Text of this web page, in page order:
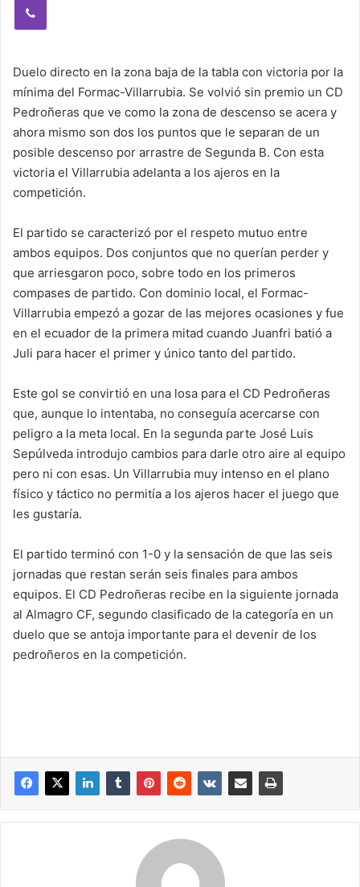
Duelo directo en la zona baja de la tabla con victoria por la
mínima del Formac-Villarrubia. Se volvió sin premio un CD
Pedroñeras que ve como la zona de descenso se acera y
ahora mismo son dos los puntos que le separan de un
posible descenso por arrastre de Segunda B. Con esta
victoria el Villarrubia adelanta a los ajeros en la
competición.
El partido se caracterizó por el respeto mutuo entre
ambos equipos. Dos conjuntos que no querían perder y
que arriesgaron poco, sobre todo en los primeros
compases de partido. Con dominio local, el Formac-
Villarrubia empezó a gozar de las mejores ocasiones y fue
en el ecuador de la primera mitad cuando Juanfri batió a
Juli para hacer el primer y único tanto del partido.
Este gol se convirtió en una losa para el CD Pedroñeras
que, aunque lo intentaba, no conseguía acercarse con
peligro a la meta local. En la segunda parte José Luis
Sepúlveda introdujo cambios para darle otro aire al equipo
pero ni con esas. Un Villarrubia muy intenso en el plano
físico y táctico no permitía a los ajeros hacer el juego que
les gustaría.
El partido terminó con 1-0 y la sensación de que las seis
jornadas que restan serán seis finales para ambos
equipos. El CD Pedroñeras recibe en la siguiente jornada
al Almagro CF, segundo clasificado de la categoría en un
duelo que se antoja importante para el devenir de los
pedroñeros en la competición.